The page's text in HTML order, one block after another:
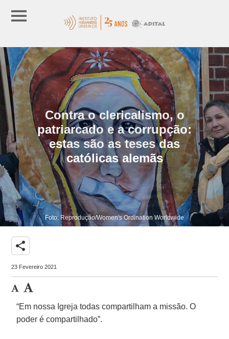
Contra o clericalismo, o
patriarcado e a corrupção:
estas são as teses das
católicas alemãs
Foto: Reprodução/Women's Ordination Worldwide
share
23 Fevereiro 2021
“Em nossa Igreja todas compartilham a missão. O
poder é compartilhado”.